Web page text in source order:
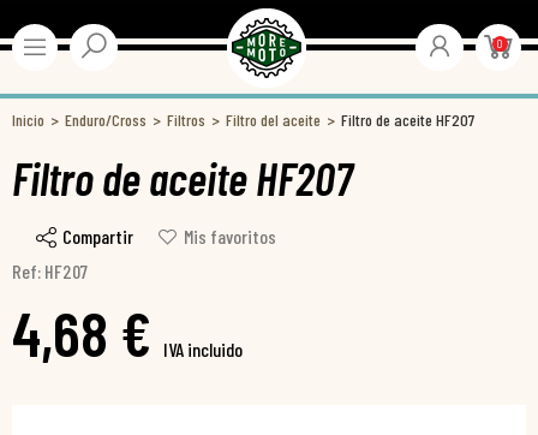
0
Inicio Enduro/Cross Filtros Filtro del aceite Filtro de aceite HF207
Filtro de aceite HF207
Compartir
Mis favoritos
Ref: HF207
4,68 € IVA incluido